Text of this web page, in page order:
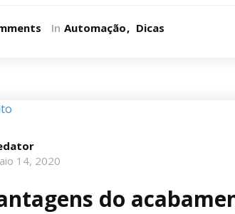
In Automação Dicas
14, 2020
do